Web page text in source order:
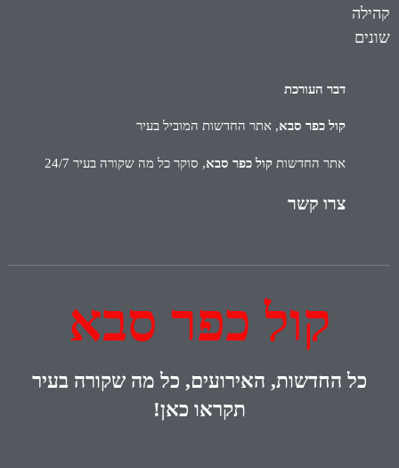
קהילה
שונים
דבר העורכת
קול כפר סבא, אתר החדשות המוביל בעיר
אתר החדשות קול כפר סבא, סוקר כל מה שקורה בעיר 24/7
צרו קשר
קול כפר סבא
כל החדשות, האירועים, כל מה שקורה בעיר
תקראו כאן!